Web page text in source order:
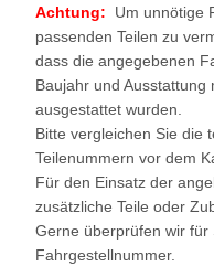
Achtung: Um unnötige
passenden Teilen zu
dass die angegebenen
Baujahr und Ausstattung
ausgestattet wurden.
Bitte vergleichen Sie die
Teilenummern vor dem
Für den Einsatz der
zusätzliche Teile oder
Gerne überprüfen wir
Fahrgestellnummer.